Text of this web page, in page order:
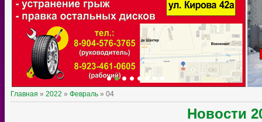
Главная » 2022 » Февраль » 04
Новости